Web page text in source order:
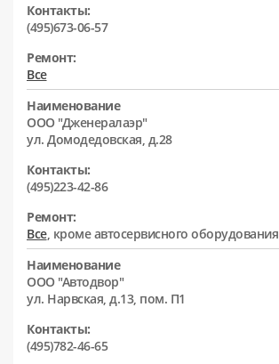
Контакты:
(495)673-06-57
Ремонт:
Все
Наименование
ООО "Дженералаэр"
ул. Домодедовская, д.28
Контакты:
(495)223-42-86
Ремонт:
Все, кроме автосервисного оборудования
Наименование
ООО "Автодвор"
ул. Нарвская, д.13, пом. П1
Контакты:
(495)782-46-65